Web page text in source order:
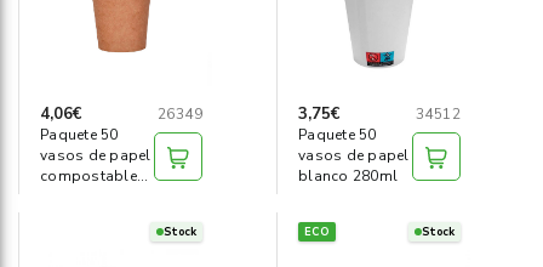
Mobiliario
Seguridad ›
4,06€
26349
Paquete 50
vasos de papel
compostable
3,75€
34512
Paquete 50
vasos de papel
blanco 280ml
Stock ECO Stock